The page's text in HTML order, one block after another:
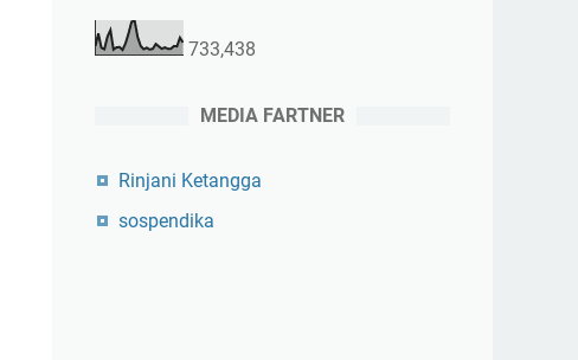
733,438
MEDIA FARTNER
Rinjani Ketangga
sospendika